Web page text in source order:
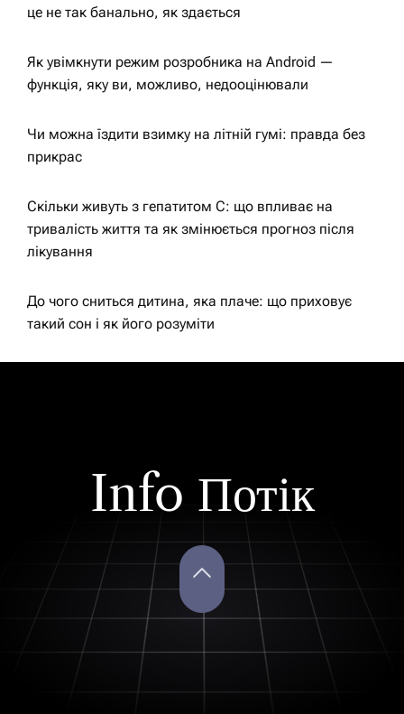
це не так банально, як здається
Як увімкнути режим розробника на Android —
функція, яку ви, можливо, недооцінювали
Чи можна їздити взимку на літній гумі: правда без
прикрас
Скільки живуть з гепатитом С: що впливає на
тривалість життя та як змінюється прогноз після
лікування
До чого сниться дитина, яка плаче: що приховує
такий сон і як його розуміти
Info Потік